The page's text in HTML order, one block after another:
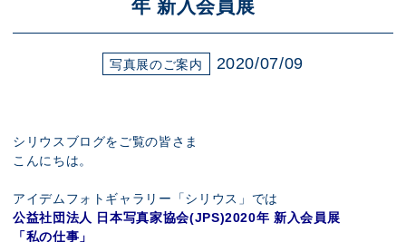
年 新入会員展
写真展のご案内 2020/07/09
シリウスブログをご覧の皆さま
こんにちは。
アイデムフォトギャラリー「シリウス」では
公益社団法人 日本写真家協会(JPS)2020年 新入会員展
「私の仕事」
ブログ